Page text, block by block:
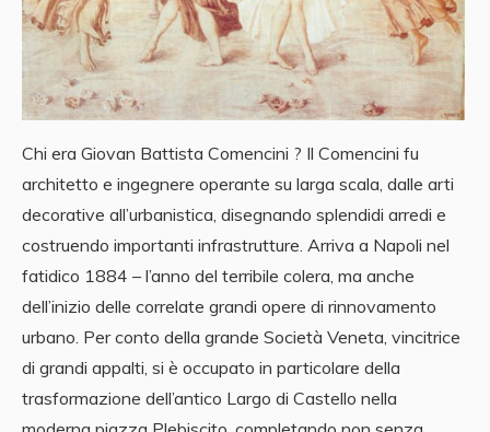
Chi era Giovan Battista Comencini ? Il Comencini fu
architetto e ingegnere operante su larga scala, dalle arti
decorative all’urbanistica, disegnando splendidi arredi e
costruendo importanti infrastrutture. Arriva a Napoli nel
fatidico 1884 – l’anno del terribile colera, ma anche
dell’inizio delle correlate grandi opere di rinnovamento
urbano. Per conto della grande Società Veneta, vincitrice
di grandi appalti, si è occupato in particolare della
trasformazione dell’antico Largo di Castello nella